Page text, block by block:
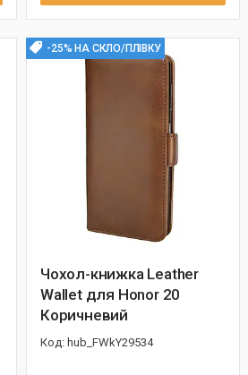
-25% НА СКЛО/ПЛІВКУ
Чохол-книжка Leather
Wallet для Honor 20
Коричневий
hub_FWkY29534